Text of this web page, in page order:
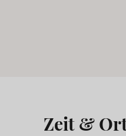
Zeit &